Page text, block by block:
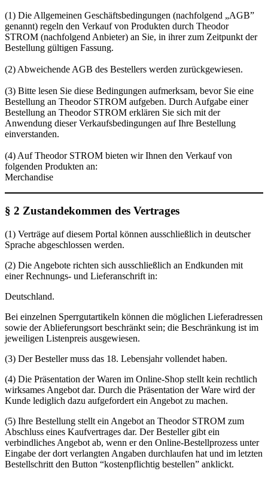
(1) Die Allgemeinen Geschäftsbedingungen (nachfolgend „AGB”
genannt) regeln den Verkauf von Produkten durch Theodor
STROM (nachfolgend Anbieter) an Sie, in ihrer zum Zeitpunkt der
Bestellung gültigen Fassung.
(2) Abweichende AGB des Bestellers werden zurückgewiesen.
(3) Bitte lesen Sie diese Bedingungen aufmerksam, bevor Sie eine
Bestellung an Theodor STROM aufgeben. Durch Aufgabe einer
Bestellung an Theodor STROM erklären Sie sich mit der
Anwendung dieser Verkaufsbedingungen auf Ihre Bestellung
einverstanden.
(4) Auf Theodor STROM bieten wir Ihnen den Verkauf von
folgenden Produkten an:
Merchandise
§ 2 Zustandekommen des Vertrages
(1) Verträge auf diesem Portal können ausschließlich in deutscher
Sprache abgeschlossen werden.
(2) Die Angebote richten sich ausschließlich an Endkunden mit
einer Rechnungs- und Lieferanschrift in:
Deutschland.
Bei einzelnen Sperrgutartikeln können die möglichen Lieferadressen
sowie der Ablieferungsort beschränkt sein; die Beschränkung ist im
jeweiligen Listenpreis ausgewiesen.
(3) Der Besteller muss das 18. Lebensjahr vollendet haben.
(4) Die Präsentation der Waren im Online-Shop stellt kein rechtlich
wirksames Angebot dar. Durch die Präsentation der Ware wird der
Kunde lediglich dazu aufgefordert ein Angebot zu machen.
(5) Ihre Bestellung stellt ein Angebot an Theodor STROM zum
Abschluss eines Kaufvertrages dar. Der Besteller gibt ein
verbindliches Angebot ab, wenn er den Online-Bestellprozess unter
Eingabe der dort verlangten Angaben durchlaufen hat und im letzten
Bestellschritt den Button “kostenpflichtig bestellen” anklickt.